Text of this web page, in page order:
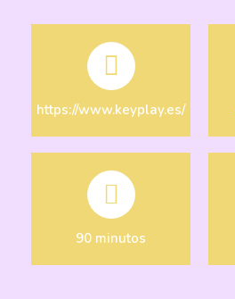
https://www.keyplay.es/
90 minutos